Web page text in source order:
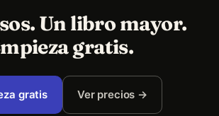
Un libro mayor.
gratis.
gratis Ver precios →